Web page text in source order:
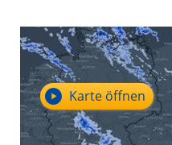
Karte öffnen